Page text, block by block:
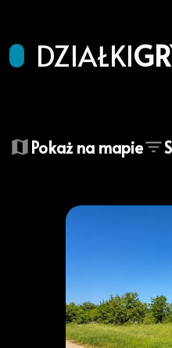
DZIAŁKI
−Pokaż na mapie